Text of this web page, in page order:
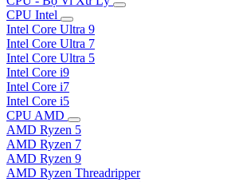
CPU Intel
Intel Core Ultra 9
Intel Core Ultra 7
Intel Core Ultra 5
Intel Core i9
Intel Core i7
Intel Core i5
CPU AMD
AMD Ryzen 5
AMD Ryzen 7
AMD Ryzen 9
AMD Ryzen Threadripper